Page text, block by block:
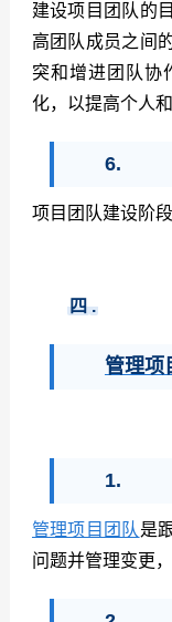
建设项目团队的
高团队成员之间
突和增进团队协
化，以提高个人
6.
项目团队建设阶
四 .
管理项
1.
管理项目团队 是
问题并管理变更